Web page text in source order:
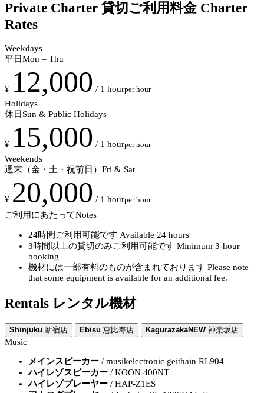
Private Charter 貸切ご利用料金 Charter
Rates
Weekdays
平日Mon – Thu
¥ 12,000 / 1 hourper hour
Holidays
休日 Sun & Public Holidays
¥ 15,000 / 1 hourper hour
Weekends
週末（金・土・祝前日） Fri & Sat
¥ 20,000 / 1 hourper hour
ご利用にあたってNotes
24時間ご利用可能です Available 24 hours
3時間以上の貸切のみご利用可能です Minimum 3-hour
booking
機材には一部有料のものが含まれております Please note
that some equipment is available for an additional fee.
Rentals レンタル機材
Shinjuku 新宿店 Ebisu 恵比寿店 KagurazakaNEW 神楽坂店
Music
メインスピーカー / musikelectronic geithain RL904
ハイレゾスピーカー / KOON 400NT
ハイレゾプレーヤー / HAP-Z1ES